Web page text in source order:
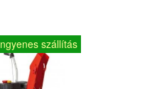
szállítás